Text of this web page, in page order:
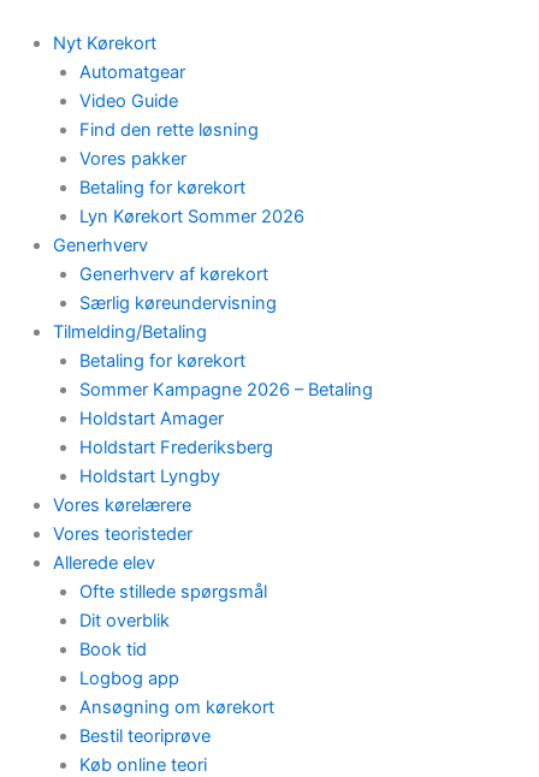
content
Nyt Kørekort
Automatgear
Video Guide
Find den rette løsning
Vores pakker
Betaling for kørekort
Lyn Kørekort Sommer 2026
Generhverv
Generhverv af kørekort
Særlig køreundervisning
Tilmelding/Betaling
Betaling for kørekort
Sommer Kampagne 2026 – Betaling
Holdstart Amager
Holdstart Frederiksberg
Holdstart Lyngby
Vores kørelærere
Vores teoristeder
Allerede elev
Ofte stillede spørgsmål
Dit overblik
Book tid
Logbog app
Ansøgning om kørekort
Bestil teoriprøve
Køb online teori